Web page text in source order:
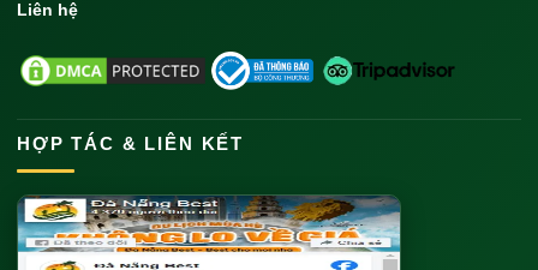
Liên hệ
HỢP TÁC & LIÊN KẾT